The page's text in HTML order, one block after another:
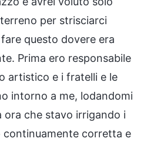
per strisciarci
questo dovere era
Prima ero responsabile
artistico e i fratelli e le
intorno a me, lodandomi
che stavo irrigando i
continuamente corretta e